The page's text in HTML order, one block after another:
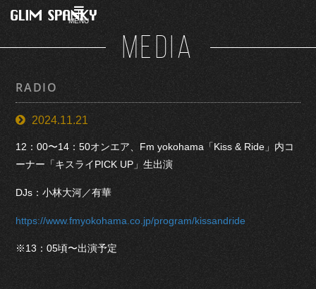
MENU
MEDIA
RADIO
2024.11.21
12：00〜14：50オンエア、Fm yokohama「Kiss & Ride」内コ
ーナー「キスライPICK UP」生出演
DJs：小林大河／有華
https://www.fmyokohama.co.jp/program/kissandride
※13：05頃〜出演予定